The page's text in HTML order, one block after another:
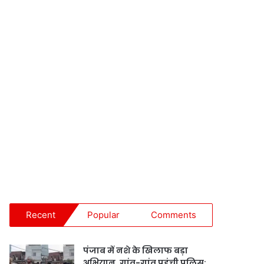
Recent Popular Comments
पंजाब में नशे के खिलाफ बड़ा